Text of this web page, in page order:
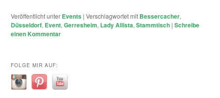
Veröffentlicht unter Events |Verschlagwortet mit Bessercacher,
Düsseldorf, Event,Gerresheim, Lady Allista,Stammtisch |Schreibe
einen Kommentar
FOLGE MIR AUF: